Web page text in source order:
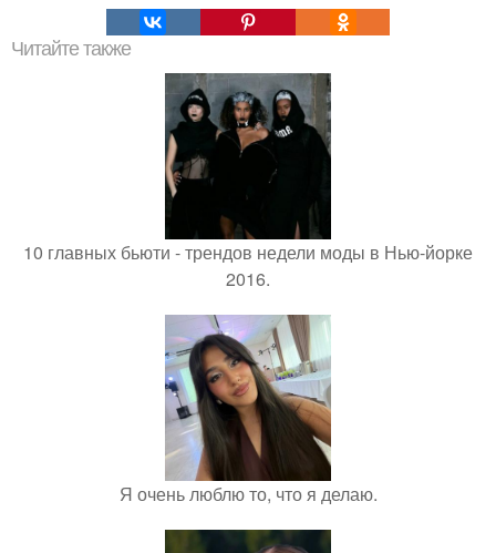
Читайте также
10 главных бьюти - трендов недели моды в Нью-йорке
2016.
Я очень люблю то, что я делаю.